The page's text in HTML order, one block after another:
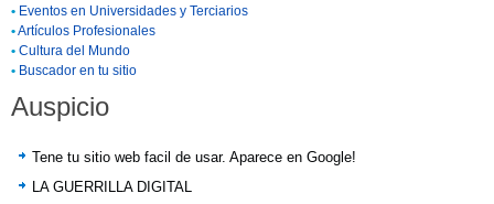
• Eventos en Universidades y Terciarios
•Artículos Profesionales
• Cultura del Mundo
• Buscador en tu sitio
Auspicio
Tene tu sitio web facil de usar. Aparece en Google!
LA GUERRILLA DIGITAL